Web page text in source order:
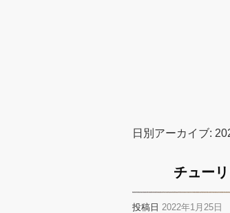
日別アーカイブ:
チュー
投稿日 2022年1月25日